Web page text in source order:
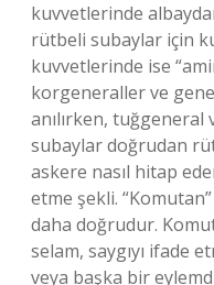
kuvvetlerinde
rütbeli subaylar için
kuvvetlerinde ise
korgeneraller ve
anılırken,
subaylar doğrudan
askere nasıl hitap
etme şekli.
daha doğrudur.
selam, saygıyı ifade
veya başka bir